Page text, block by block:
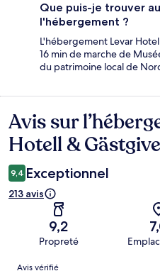
Que puis-je trouver
l'hébergement ?
L'hébergement Levar
16 min de marche de
du patrimoine local de
Avis
Avis sur
Hotell &
9,4 Exceptionnel
213 avis
9,2
Propreté
Avis
Avis vérifié